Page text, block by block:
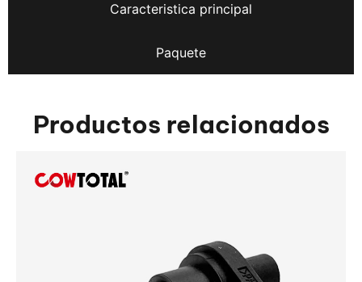
Caracteristica principal
Paquete
Productos relacionados